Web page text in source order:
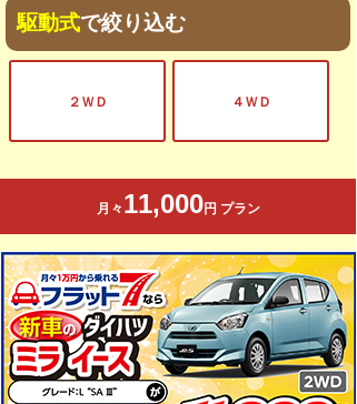
駆動式で絞り込む
２ＷＤ ４ＷＤ
月々 11,000円 プラン